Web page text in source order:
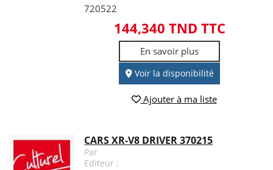
720522
144,340 TND TTC
En savoir plus
Voir la disponibilité
Ajouter à ma liste
CARS XR-V8 DRIVER 370215
Par
Editeur :